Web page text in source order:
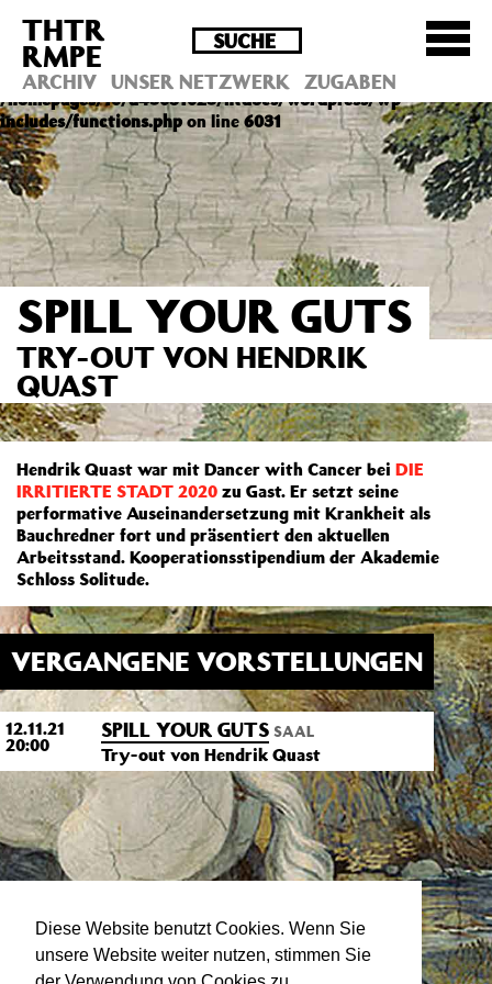
Diese Website benutzt Cookies. Wenn Sie
unsere Website weiter nutzen, stimmen Sie
Deprecated : Die Funktion post_permalink ist seit
Version 4.4.0 veraltet! Verwende stattdessen
get_permalink(). in
/homepages/10/d43051023/htdocs/wordpress/wp-
includes/functions.phpon line 6031
THTR
RMPE
ARCHIV UNSER NETZWERK ZUGABEN
SPILL YOUR GUTS
TRY-OUT VON HENDRIK
QUAST
Hendrik Quast war mit Dancer with Cancer bei DIE
IRRITIERTE STADT 2020 zu Gast. Er setzt seine
performative Auseinandersetzung mit Krankheit als
Bauchredner fort und präsentiert den aktuellen
Arbeitsstand. Kooperationsstipendium der Akademie
Schloss Solitude.
VERGANGENE VORSTELLUNGEN
12.11.21
20:00
SPILL YOUR GUTS SAAL
Try-out von Hendrik Quast